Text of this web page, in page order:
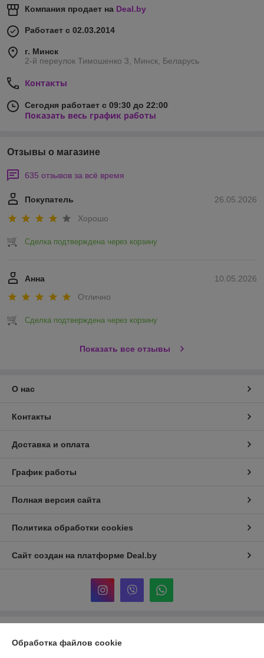
Компания продает на Deal.by
Работает с 02.03.2014
г. Минск
2-й переулок Тимошенко 3, Минск, Беларусь
Контакты
Сегодня работает с 09:30 до 22:00
Показать весь график работы
Отзывы о магазине
635 отзывов за всё время
26.05.2026
Покупатель
Хорошо
Сделка подтверждена через корзину
10.05.2026
Анна
Отлично
Сделка подтверждена через корзину
Показать все отзывы
О нас
Контакты
Доставка и оплата
График работы
Полная версия сайта
Политика обработки cookies
Сайт создан на платформе Deal.by
Обработка файлов cookie